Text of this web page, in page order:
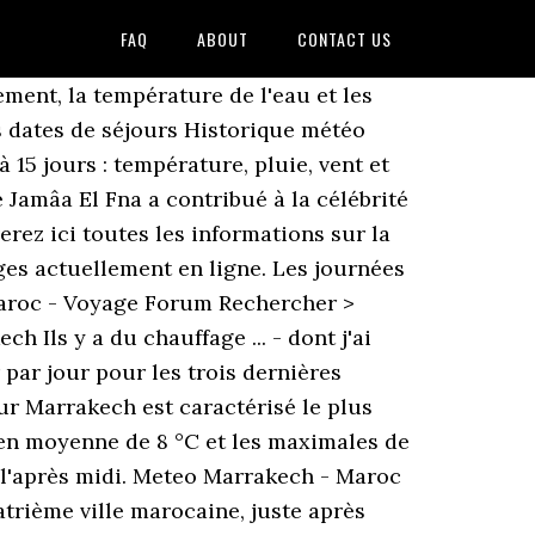
FAQ ABOUT CONTACT US
la température de l'eau et les
de séjours Historique météo
jours : température, pluie, vent et
El Fna a contribué à la célébrité
ici toutes les informations sur la
actuellement en ligne. Les journées
- Voyage Forum Rechercher >
Ils y a du chauffage ... - dont j'ai
jour pour les trois dernières
Marrakech est caractérisé le plus
moyenne de 8 °C et les maximales de
midi. Meteo Marrakech - Maroc
ville marocaine, juste après